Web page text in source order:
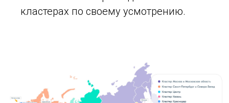
кластерах по своему усмотрению.